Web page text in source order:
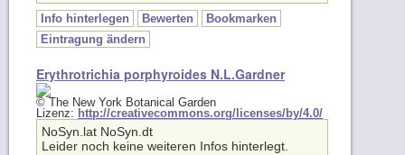
Info hinterlegen Bewerten
Bookmarken
Eintragung ändern
Erythrotrichia porphyroides N.L.Gardner
© The New York Botanical Garden
Lizenz: http://creativecommons.org/licenses/by/4.0/
NoSyn.lat NoSyn.dt
Leider noch keine weiteren Infos hinterlegt.